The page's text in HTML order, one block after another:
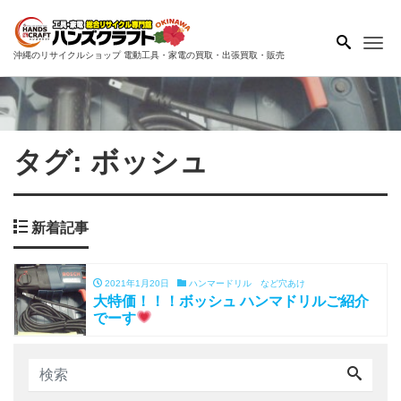
沖縄のリサイクルショップ 電動工具・家電の買取・出張買取・販売
タグ: ボッシュ
新着記事
2021年1月20日 ハンマードリル など穴あけ
大特価！！！ボッシュ ハンマドリルご紹介
でーす